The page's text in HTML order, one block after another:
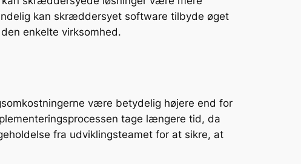
kan skræddersyet software tilbyde øget
enkelte virksomhed.
være betydelig højere end for
tage længere tid, da
fra udviklingsteamet for at sikre, at